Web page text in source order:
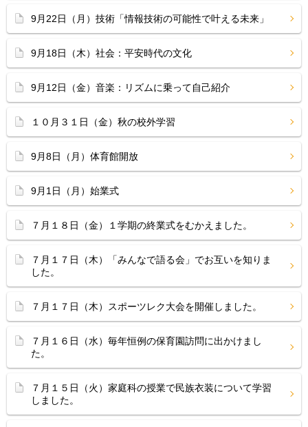
9月22日（月）技術「情報技術の可能性で叶える未来」
9月18日（木）社会：平安時代の文化
9月12日（金）音楽：リズムに乗って自己紹介
１０月３１日（金）秋の校外学習
9月8日（月）体育館開放
9月1日（月）始業式
７月１８日（金）１学期の終業式をむかえました。
７月１７日（木）「みんなで語る会」でお互いを知りま
した。
７月１７日（木）スポーツレク大会を開催しました。
７月１６日（水）毎年恒例の保育園訪問に出かけまし
た。
７月１５日（火）家庭科の授業で民族衣装について学習
しました。